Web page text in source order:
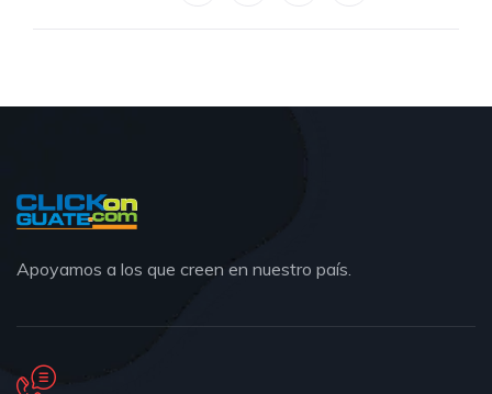
Apoyamos a los que creen en nuestro país.